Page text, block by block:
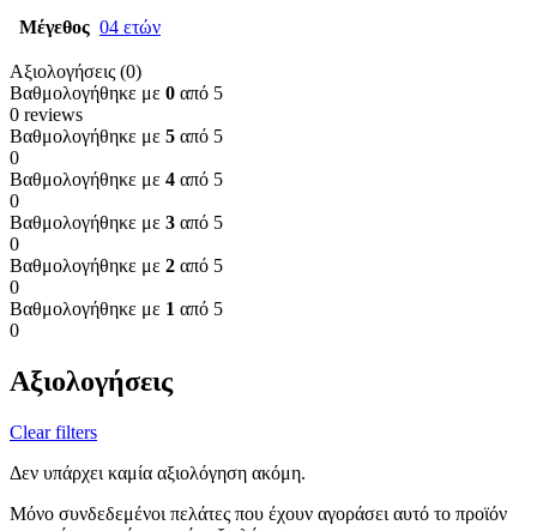
Μέγεθος 04 ετών
Αξιολογήσεις (0)
Βαθμολογήθηκε με 0 από 5
0 reviews
Βαθμολογήθηκε με 5 από 5
0
Βαθμολογήθηκε με 4 από 5
0
Βαθμολογήθηκε με 3 από 5
0
Βαθμολογήθηκε με 2 από 5
0
Βαθμολογήθηκε με 1 από 5
0
Αξιολογήσεις
Clear filters
Δεν υπάρχει καμία αξιολόγηση ακόμη.
Μόνο συνδεδεμένοι πελάτες που έχουν αγοράσει αυτό το προϊόν